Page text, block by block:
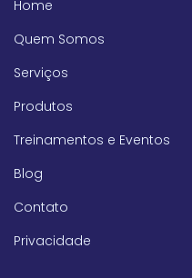
Home
Quem Somos
Serviços
Produtos
Treinamentos e Eventos
Blog
Contato
Privacidade